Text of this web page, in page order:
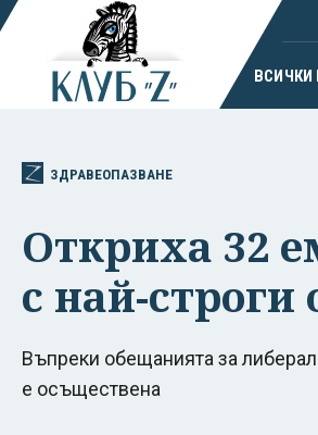
ВСИЧКИ
ЗДРАВЕОПАЗВАНЕ
Откриха 32
с най-
Въпреки обещанията за
е осъществена